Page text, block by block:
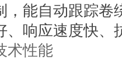
，能自动跟踪卷
、响应速度快、
术性能